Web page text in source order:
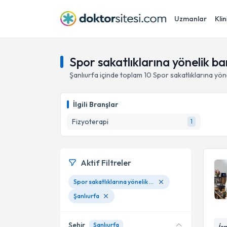
Uzmanlar
Spor sakatlıklarına yönelik
Şanlıurfa içinde toplam 10 Spor sakatlıklarına
İlgili Branşlar
Fizyoterapi
1
Aktif Filtreler
Spor sakatlıklarına yönelik bantlama ve bandaj uygulanması
Şanlıurfa
Şehir Şanlıurfa